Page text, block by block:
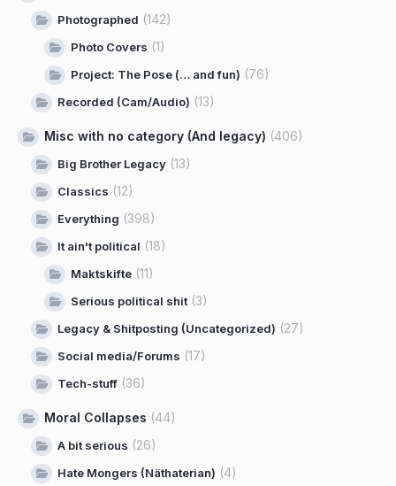
Photographed (142)
Photo Covers (1)
Project: The Pose (… and fun) (76)
Recorded (Cam/Audio) (13)
Misc with no category (And legacy) (406)
Big Brother Legacy (13)
Classics (12)
Everything (398)
It ain't political (18)
Maktskifte (11)
Serious political shit (3)
Legacy & Shitposting (Uncategorized) (27)
Social media/Forums (17)
Tech-stuff (36)
Moral Collapses (44)
A bit serious (26)
Hate Mongers (Näthaterian) (4)